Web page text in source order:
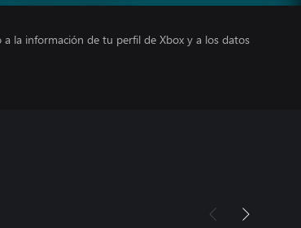
la información de tu perfil de Xbox y a los datos